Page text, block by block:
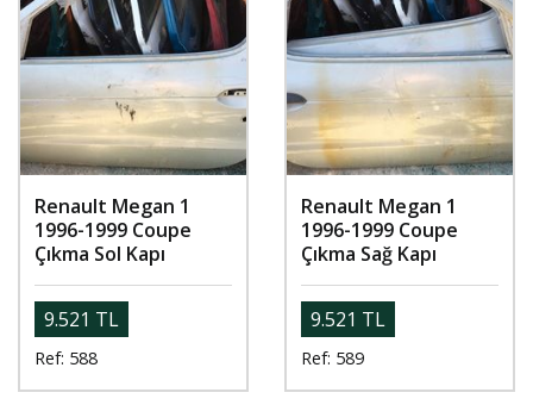
Renault Megan 1
1996-1999 Coupe
Çıkma Sol Kapı
9.521 TL
Ref: 588
Renault Megan 1
1996-1999 Coupe
Çıkma Sağ Kapı
9.521 TL
Ref: 589